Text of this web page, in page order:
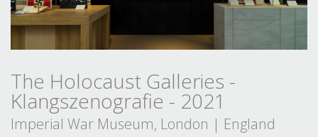
The Holocaust Galleries -
Klangszenografie - 2021
Imperial War Museum, London | England